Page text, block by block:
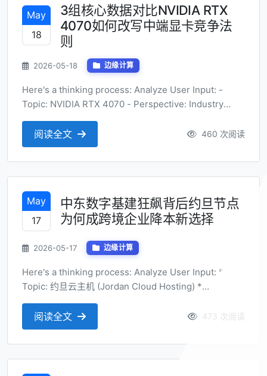
May
18
3组核心数据对比NVIDIA RTX
4070如何改写中端显卡竞争法
则
2026-05-18 边缘计算
Here's a thinking process: Analyze User Input: -
Topic: NVIDIA RTX 4070 - Perspective: Industry
Numerical/Digital style (数字式风格), natural &
attractive, a...
阅读全文 460 次阅读
May
17
中东数字基建狂飙背后约旦节点
为何成跨境企业降本新选择
2026-05-17 边缘计算
Here's a thinking process: Analyze User Input: *
Topic: 约旦云主机 (Jordan Cloud Hosting) *
Title Requirements: * Trend-style (趋势式风格) *
Natural, a...
阅读全文 473 次阅读